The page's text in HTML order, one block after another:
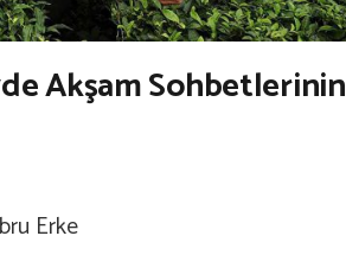
Akşam Sohbetlerinin
Erke